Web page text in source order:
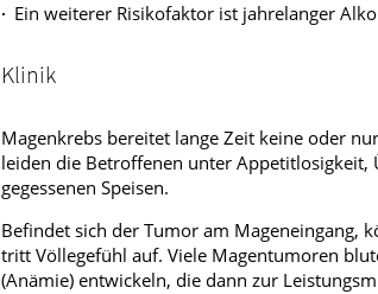
Ein weiterer Risikofaktor ist jahrelanger
Klinik
Magenkrebs bereitet lange Zeit keine oder
leiden die Betroffenen unter Appetitlosigkeit,
gegessenen Speisen.
Befindet sich der Tumor am Mageneingang,
tritt Völlegefühl auf. Viele Magentumoren
(Anämie) entwickeln, die dann zur